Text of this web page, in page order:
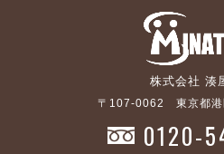
株式会社 湊
〒107-0062 東京都港
0120-